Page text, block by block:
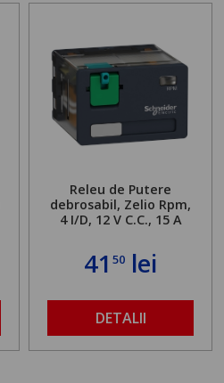
Releu de Putere
debrosabil, Zelio Rpm,
4 I/D, 12 V C.C., 15 A
4150 lei
DETALII